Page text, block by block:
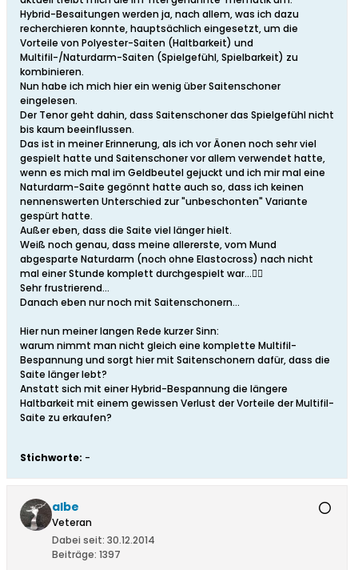
Hybrid-Besaitungen werden ja, nach allem, was ich dazu
recherchieren konnte, hauptsächlich eingesetzt, um die
Vorteile von Polyester-Saiten (Haltbarkeit) und
Multifil-/Naturdarm-Saiten (Spielgefühl, Spielbarkeit) zu
kombinieren.
Nun habe ich mich hier ein wenig über Saitenschoner
eingelesen.
Der Tenor geht dahin, dass Saitenschoner das Spielgefühl nicht
bis kaum beeinflussen.
Das ist in meiner Erinnerung, als ich vor Äonen noch sehr viel
gespielt hatte und Saitenschoner vor allem verwendet hatte,
wenn es mich mal im Geldbeutel gejuckt und ich mir mal eine
Naturdarm-Saite gegönnt hatte auch so, dass ich keinen
nennenswerten Unterschied zur "unbeschonten" Variante
gespürt hatte.
Außer eben, dass die Saite viel länger hielt.
Weiß noch genau, dass meine allererste, vom Mund
abgesparte Naturdarm (noch ohne Elastocross) nach nicht
mal einer Stunde komplett durchgespielt war...😵‍💫
Sehr frustrierend...
Danach eben nur noch mit Saitenschonern...
Hier nun meiner langen Rede kurzer Sinn:
warum nimmt man nicht gleich eine komplette Multifil-
Bespannung und sorgt hier mit Saitenschonern dafür, dass die
Saite länger lebt?
Anstatt sich mit einer Hybrid-Bespannung die längere
Haltbarkeit mit einem gewissen Verlust der Vorteile der Multifil-
Saite zu erkaufen?
Stichworte: -
albe
Veteran
Dabei seit: 30.12.2014
Beiträge: 1397